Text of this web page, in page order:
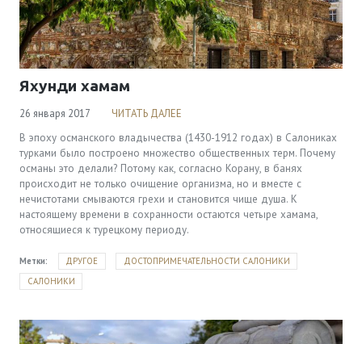
Яхунди хамам
26 января 2017
ЧИТАТЬ ДАЛЕЕ
В эпоху османского владычества (1430-1912 годах) в Салониках
турками было построено множество общественных терм. Почему
османы это делали? Потому как, согласно Корану, в банях
происходит не только очищение организма, но и вместе с
нечистотами смываются грехи и становится чище душа. К
настоящему времени в сохранности остаются четыре хамама,
относящиеся к турецкому периоду.
Метки: ДРУГОЕ
ДОСТОПРИМЕЧАТЕЛЬНОСТИ САЛОНИКИ
САЛОНИКИ